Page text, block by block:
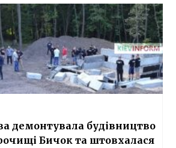
демонтувала будівництво
Бичок та штовхалася